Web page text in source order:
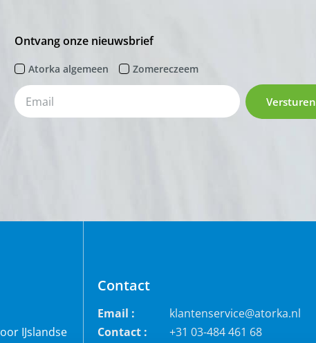
Ontvang onze nieuwsbrief
Atorka algemeen Zomereczeem
Versturen
IJslandse
Contact
Email :
klantenservice@atorka.nl
Contact :
+31 03-484 461 68